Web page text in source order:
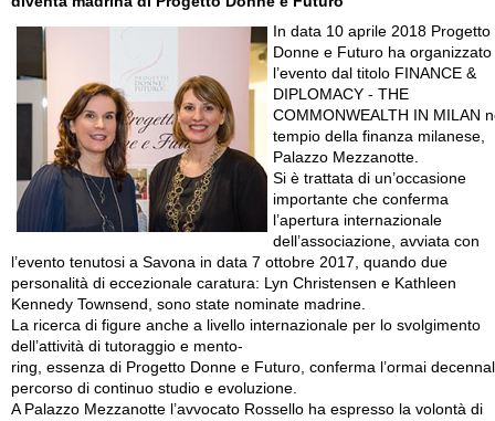
In data 10 aprile 2018 Progetto
Donne e Futuro ha organizzato
l’evento dal titolo FINANCE &
DIPLOMACY - THE
COMMONWEALTH IN MILAN
tempio della finanza milanese,
Palazzo Mezzanotte.
Si è trattata di un’occasione
importante che conferma
l’apertura internazionale
dell’associazione, avviata con
l’evento tenutosi a Savona in data 7 ottobre 2017, quando due
personalità di eccezionale caratura: Lyn Christensen e Kathleen
Kennedy Townsend, sono state nominate madrine.
La ricerca di figure anche a livello internazionale per lo svolgimento
dell’attività di tutoraggio e mento-
ring, essenza di Progetto Donne e Futuro, conferma l’ormai
percorso di continuo studio e evoluzione.
A Palazzo Mezzanotte l’avvocato Rossello ha espresso la volontà di